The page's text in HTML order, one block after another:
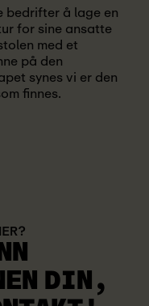
bedrifter å lage en
for sine ansatte
med et
på den
synes vi er den
finnes.
DIN,